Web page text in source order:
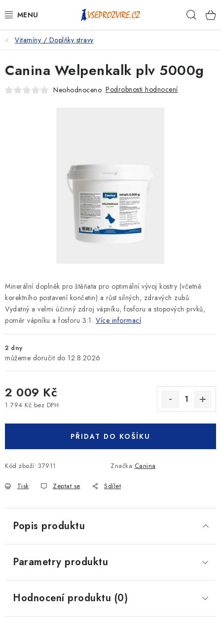
na
PSI
KOČKY
KONĚ
KRÁLÍCI/HLODAVCI/PTÁCI
Podmínky ochrany osobních údajů
Vitamíny / Doplňky stravy
Minerální doplněk pro štěňata pro optimální vývoj kostry (včetně
korektního postavení končetin) a růst silných, zdravých zubů.
Vydatný a velmi účinný zdroj vápníku, fosforu a stopových prvků,
poměr vápníku a fosforu 3:1. Více informací
2 dny
12.8.2026
2 009 Kč
1 794 Kč bez DPH
PŘIDAT DO KOŠÍKU
Kód zboží: 37911 Značka:Canina
Tisk Zeptat se Sdílet
Canina Welpenkalk plv 5000g
Neohodnoceno Podrobnosti hodnocení
Popis produktu
Parametry produktu
Hodnocení produktu (0)